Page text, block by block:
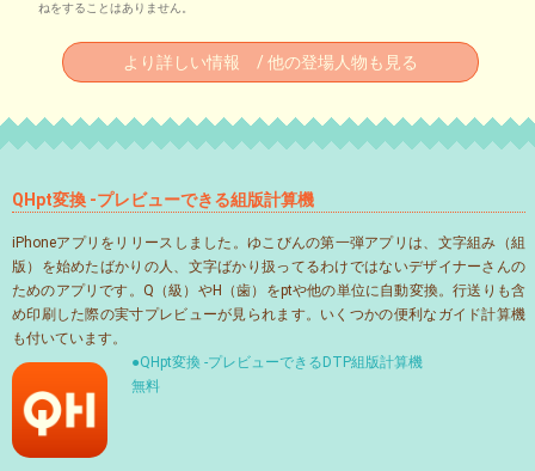
ねをすることはありません。
より詳しい情報 / 他の登場人物も見る
QHpt変換 -プレビューできる組版計算機
iPhoneアプリをリリースしました。ゆこびんの第一弾アプリは、文字組み（組
版）を始めたばかりの人、文字ばかり扱ってるわけではないデザイナーさんの
ためのアプリです。Q（級）やH（歯）をptや他の単位に自動変換。行送りも含
め印刷した際の実寸プレビューが見られます。いくつかの便利なガイド計算機
も付いています。
●QHpt変換 -プレビューできるDTP組版計算機
無料